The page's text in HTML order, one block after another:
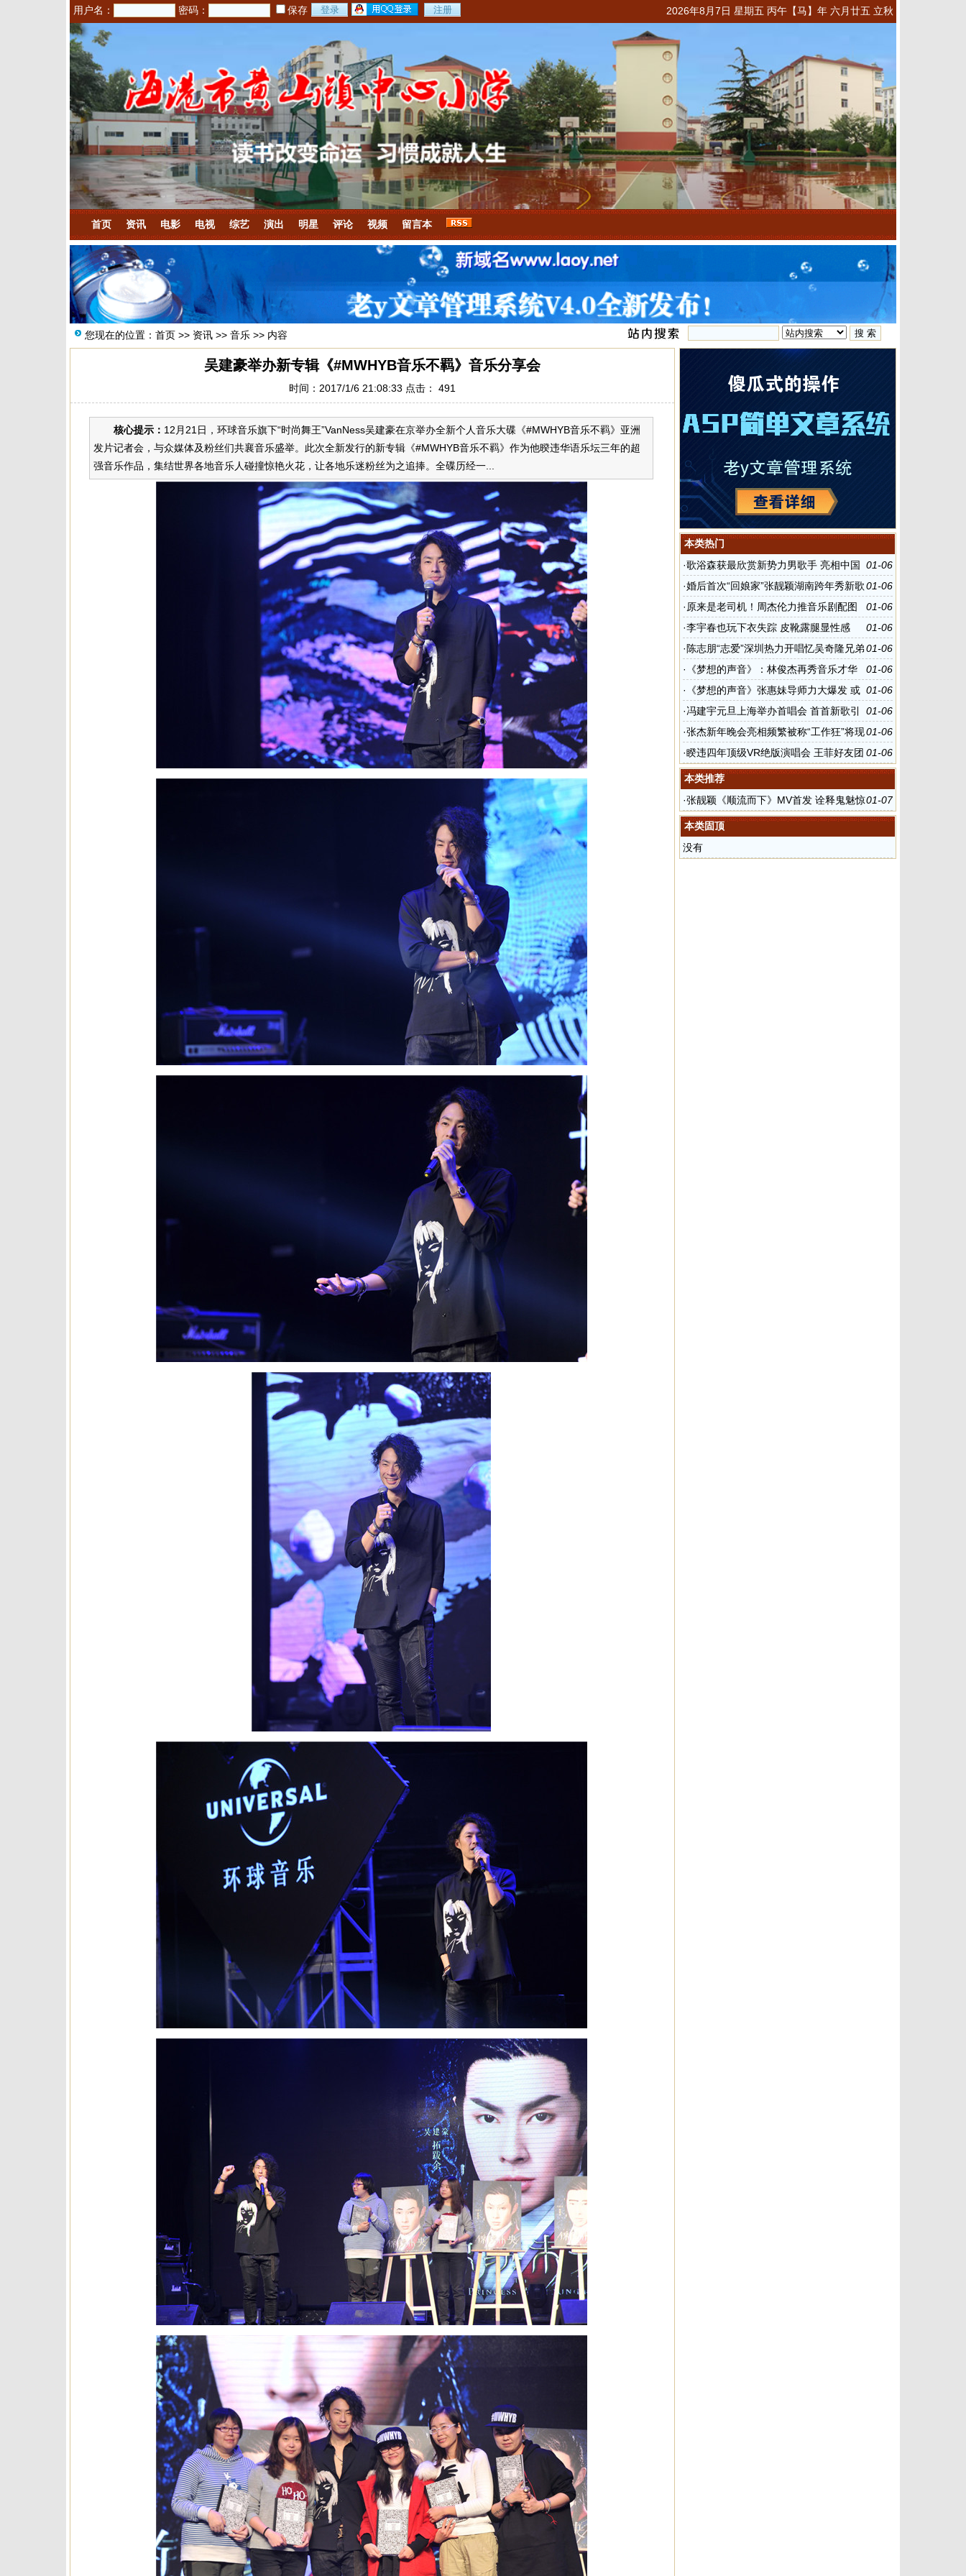
2026年8月7日 星期五 丙午【马】年 六月廿五 立秋
用户名： 密码： 保存
首页 资讯 电影 电视 综艺 演出 明星 评论 视频 留言本
您现在的位置： 首页 >> 资讯 >> 音乐 >> 内容
吴建豪举办新专辑《#MWHYB音乐不羁》音乐分享会
时间：2017/1/6 21:08:33 点击： 491
核心提示： 12月21日，环球音乐旗下“时尚舞王”VanNess吴建豪在京举办全新个人音乐大碟《#MWHYB音乐不羁》亚洲
发片记者会，与众媒体及粉丝们共襄音乐盛举。此次全新发行的新专辑《#MWHYB音乐不羁》作为他暌违华语乐坛三年的超
强音乐作品，集结世界各地音乐人碰撞惊艳火花，让各地乐迷粉丝为之追捧。全碟历经一...
本类热门
01-06
·歌浴森获最欣赏新势力男歌手 亮相中国
新歌榜
01-06
·婚后首次“回娘家”张靓颖湖南跨年秀新歌
01-06
· 原来是老司机！周杰伦力推音乐剧配图
超污
01-06
·李宇春也玩下衣失踪 皮靴露腿显性感
01-06
· 陈志朋“志爱”深圳热力开唱忆吴奇隆兄弟
情当众洒泪
01-06
·
《梦想的声音》：林俊杰再秀音乐才华
玩转摇滚曲风
01-06
·
《梦想的声音》张惠妹导师力大爆发 或
将翻唱童年神曲《千年等一回》
01-06
·冯建宇元旦上海举办首唱会 首首新歌引
爆“最好的时光”
01-06
·张杰新年晚会亮相频繁被称“工作狂”将现
身深圳
01-06
·睽违四年顶级VR绝版演唱会 王菲好友团
有望齐现身
本类推荐
01-07
·张靓颖《顺流而下》MV首发 诠释鬼魅惊
奇
本类固顶
没有